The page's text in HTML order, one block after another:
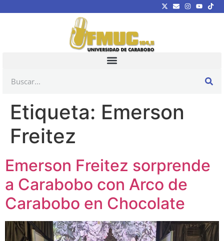
Etiqueta: Emerson
Freitez
Emerson Freitez sorprende
a Carabobo con Arco de
Carabobo en Chocolate